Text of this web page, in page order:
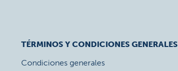
TÉRMINOS Y CONDICIONES GENERALES
Condiciones generales